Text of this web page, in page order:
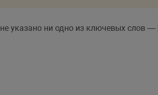
указано ни одно из ключевых слов —